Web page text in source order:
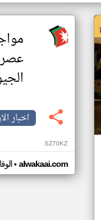
عصر
اخبار
SZ70KZ
• alwakaai.com